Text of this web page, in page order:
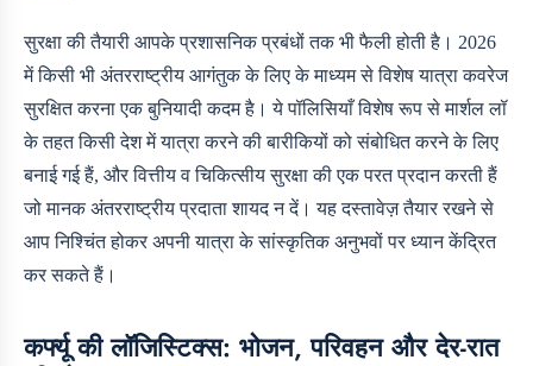
सुरक्षा की तैयारी आपके प्रशासनिक प्रबंधों तक भी फैली होती है। 2026
में किसी भी अंतरराष्ट्रीय आगंतुक के लिएके माध्यम से विशेष यात्रा कवरेज
सुरक्षित करना एक बुनियादी कदम है। ये पॉलिसियाँ विशेष रूप से मार्शल लॉ
के तहत किसी देश में यात्रा करने की बारीकियों को संबोधित करने के लिए
बनाई गई हैं, और वित्तीय व चिकित्सीय सुरक्षा की एक परत प्रदान करती हैं
जो मानक अंतरराष्ट्रीय प्रदाता शायद न दें। यह दस्तावेज़ तैयार रखने से
आप निश्चिंत होकर अपनी यात्रा के सांस्कृतिक अनुभवों पर ध्यान केंद्रित
कर सकते हैं।
कर्फ्यू की लॉजिस्टिक्स: भोजन, परिवहन और देर-रात